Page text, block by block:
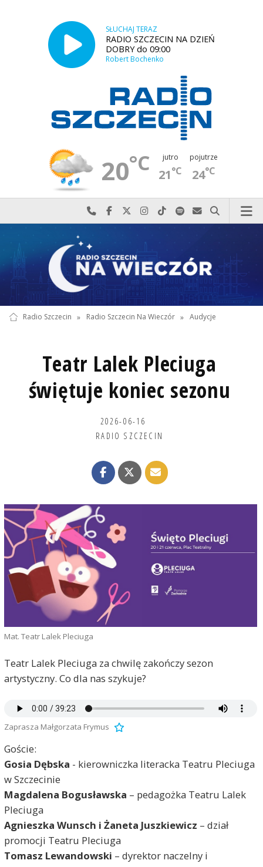
SŁUCHAJ TERAZ
RADIO SZCZECIN NA DZIEŃ
DOBRY do 09:00
Robert Bochenko
20°C jutro
21°C
pojutrze
24°C
Najlepiej po prostu do nas zadzwoń
Odwiedź nas na Facebook-u
Odwiedź nas na X
Odwiedź nas na Instagram-ie
Odwiedź nas na TikTok-u
Szukaj nas na Spotify
Wyślij do nas
Szukaj
Radio Szczecin » Radio Szczecin Na Wieczór » Audycje
Teatr Lalek Pleciuga
świętuje koniec sezonu
2026-06-16
RADIO SZCZECIN
Mat. Teatr Lalek Pleciuga
Teatr Lalek Pleciuga za chwilę zakończy sezon
artystyczny. Co dla nas szykuje?
Zaprasza Małgorzata Frymus
Goście:
Gosia Dębska - kierowniczka literacka Teatru Pleciuga
w Szczecinie
Magdalena Bogusławska – pedagożka Teatru Lalek
Pleciuga
Agnieszka Wunsch i Żaneta Juszkiewicz – dział
promocji Teatru Pleciuga
Tomasz Lewandowski – dyrektor naczelny i